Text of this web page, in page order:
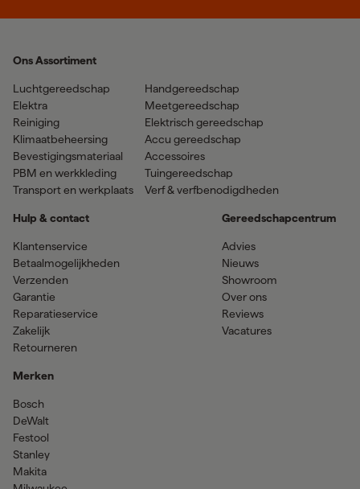
Ons Assortiment
Luchtgereedschap
Elektra
Reiniging
Klimaatbeheersing
Bevestigingsmateriaal
PBM en werkkleding
Transport en werkplaats
Handgereedschap
Meetgereedschap
Elektrisch gereedschap
Accu gereedschap
Accessoires
Tuingereedschap
Verf & verfbenodigdheden
Hulp & contact
Klantenservice
Betaalmogelijkheden
Verzenden
Garantie
Reparatieservice
Zakelijk
Retourneren
Merken
Bosch
DeWalt
Festool
Stanley
Makita
Gereedschapcentrum
Advies
Nieuws
Showroom
Over ons
Reviews
Vacatures